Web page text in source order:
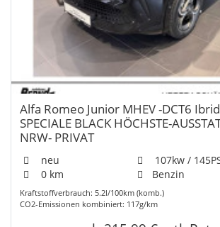
Alfa Romeo Junior MHEV -DCT6
SPECIALE ️BLACK HÖCHSTE-
NRW- PRIVAT
neu
107kw /
0 km
Benzin
Kraftstoffverbrauch: 5.2l/100km (komb.)
CO2-Emissionen kombiniert: 117g/km